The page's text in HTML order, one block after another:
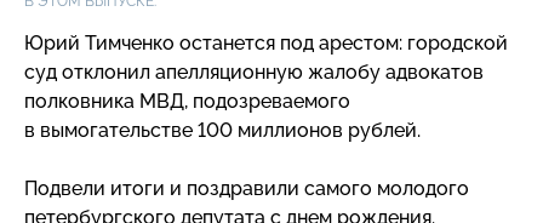
Юрий Тимченко останется под арестом: городской
суд отклонил апелляционную жалобу адвокатов
полковника МВД, подозреваемого
в вымогательстве 100 миллионов рублей.
Подвели итоги и поздравили самого молодого
петербургского депутата с днем рождения.